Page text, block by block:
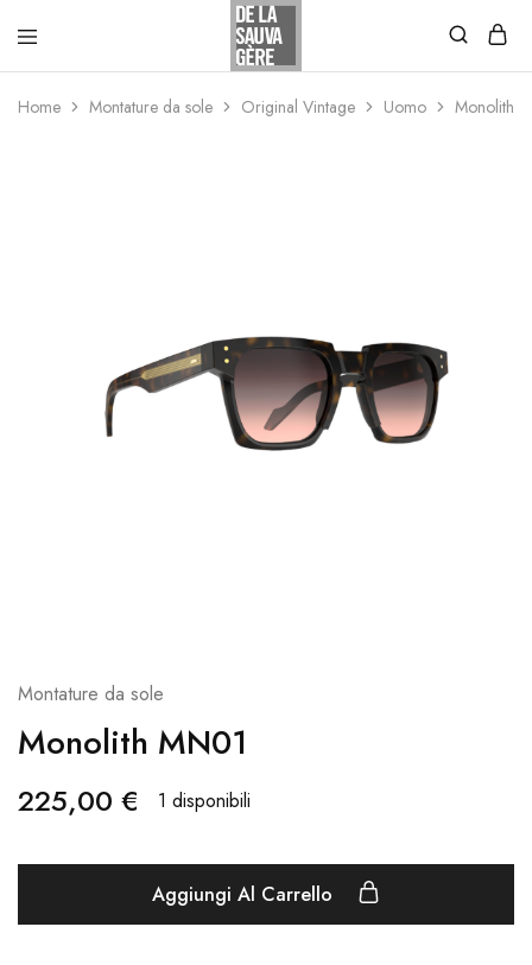
Home Montature da sole Original Vintage Uomo Monolith
Montature da sole
Monolith MN01
225,00 € 1 disponibili
Aggiungi Al Carrello